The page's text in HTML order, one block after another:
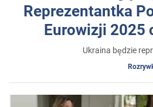
Reprezentantka
Eurowizji 2025
Ukraina będzie